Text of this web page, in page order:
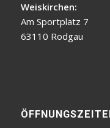
Weiskirchen:
Am Sportplatz 7
63110 Rodgau